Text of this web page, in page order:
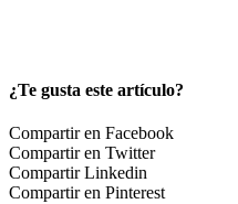
¿Te gusta este artículo?
Compartir en Facebook
Compartir en Twitter
Compartir Linkedin
Compartir en Pinterest